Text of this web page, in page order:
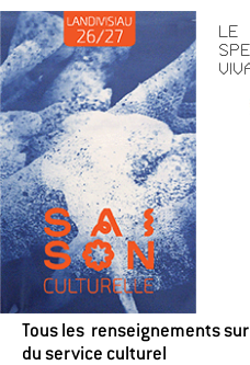
LE
Tous les renseignements
du service culturel